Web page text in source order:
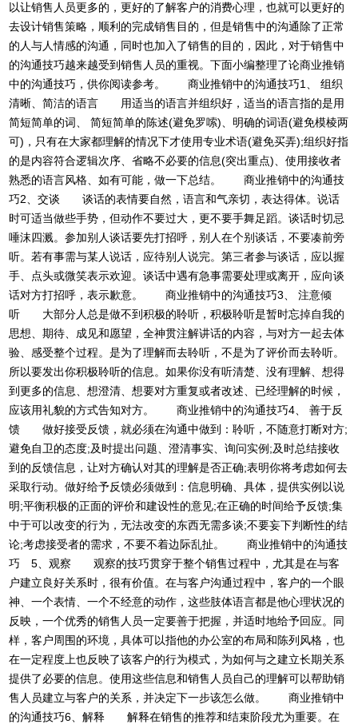
以让销售人员更多的，更好的了解客户的消费心理，也就可以更好的
去设计销售策略，顺利的完成销售目的，但是销售中的沟通除了正常
的人与人情感的沟通，同时也加入了销售的目的，因此，对于销售中
的沟通技巧越来越受到销售人员的重视。下面小编整理了论商业推销
中的沟通技巧，供你阅读参考。 商业推销中的沟通技巧1、 组织
清晰、简洁的语言 用适当的语言并组织好，适当的语言指的是用
简短简单的词、 简短简单的陈述(避免罗嗦)、明确的词语(避免模棱两
可)，只有在大家都理解的情况下才使用专业术语(避免买弄);组织好指
的是内容符合逻辑次序、省略不必要的信息(突出重点)、使用接收者
熟悉的语言风格、如有可能，做一下总结。 商业推销中的沟通技
巧2、交谈 谈话的表情要自然，语言和气亲切，表达得体。说话
时可适当做些手势，但动作不要过大，更不要手舞足蹈。谈话时切忌
唾沫四溅。参加别人谈话要先打招呼，别人在个别谈话，不要凑前旁
听。若有事需与某人说话，应待别人说完。第三者参与谈话，应以握
手、点头或微笑表示欢迎。谈话中遇有急事需要处理或离开，应向谈
话对方打招呼，表示歉意。 商业推销中的沟通技巧3、 注意倾
听 大部分人总是做不到积极的聆听，积极聆听是暂时忘掉自我的
思想、期待、成见和愿望，全神贯注解讲话的内容，与对方一起去体
验、感受整个过程。是为了理解而去聆听，不是为了评价而去聆听。
所以要发出你积极聆听的信息。如果你没有听清楚、没有理解、想得
到更多的信息、想澄清、想要对方重复或者改述、已经理解的时候，
应该用礼貌的方式告知对方。 商业推销中的沟通技巧4、 善于反
馈 做好接受反馈，就必须在沟通中做到：聆听，不随意打断对方;
避免自卫的态度;及时提出问题、澄清事实、询问实例;及时总结接收
到的反馈信息，让对方确认对其的理解是否正确;表明你将考虑如何去
采取行动。做好给予反馈必须做到：信息明确、具体，提供实例以说
明;平衡积极的正面的评价和建设性的意见;在正确的时间给予反馈;集
中于可以改变的行为，无法改变的东西无需多谈;不要妄下判断性的结
论;考虑接受者的需求，不要不着边际乱扯。 商业推销中的沟通技
巧 5、观察 观察的技巧贯穿于整个销售过程中，尤其是在与客
户建立良好关系时，很有价值。在与客户沟通过程中，客户的一个眼
神、一个表情、一个不经意的动作，这些肢体语言都是他心理状况的
反映，一个优秀的销售人员一定要善于把握，并适时地给予回应。同
样，客户周围的环境，具体可以指他的办公室的布局和陈列风格，也
在一定程度上也反映了该客户的行为模式，为如何与之建立长期关系
提供了必要的信息。使用这些信息和销售人员自己的理解可以帮助销
售人员建立与客户的关系，并决定下一步该怎么做。 商业推销中
的沟通技巧6、解释 解释在销售的推荐和结束阶段尤为重要。在